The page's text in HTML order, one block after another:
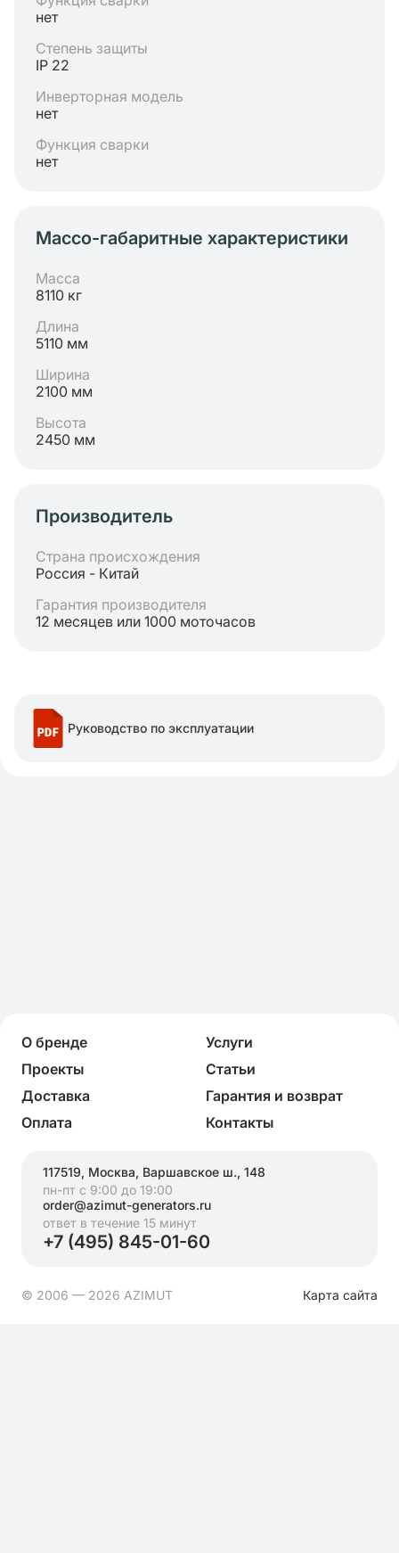
нет
Степень защиты
IP 22
Инверторная модель
нет
Функция сварки
нет
Массо-габаритные характеристики
Масса
8110 кг
Длина
5110 мм
Ширина
2100 мм
Высота
2450 мм
Производитель
Страна происхождения
Россия - Китай
Гарантия производителя
12 месяцев или 1000 моточасов
Руководство по эксплуатации
О бренде
Услуги
Проекты
Статьи
Доставка
Гарантия и возврат
Оплата
Контакты
117519, Москва, Варшавское ш., 148
пн-пт с 9:00 до 19:00
order@azimut-generators.ru
ответ в течение 15 минут
+7 (495) 845-01-60
© 2006 — 2026 AZIMUT Карта сайта